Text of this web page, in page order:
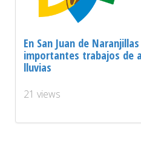
En San Juan de
importantes trabajos de
lluvias
21 views